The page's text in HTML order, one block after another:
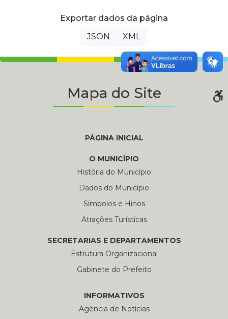
Exportar dados da página
JSON
XML
Mapa do Site
PÁGINA INICIAL
O MUNICÍPIO
História do Município
Dados do Município
Símbolos e Hinos
Atrações Turísticas
SECRETARIAS E DEPARTAMENTOS
Estrutura Organizacional
Gabinete do Prefeito
INFORMATIVOS
Agência de Notícias